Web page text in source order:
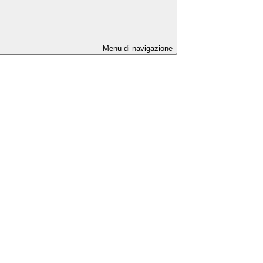
Menu di navigazione